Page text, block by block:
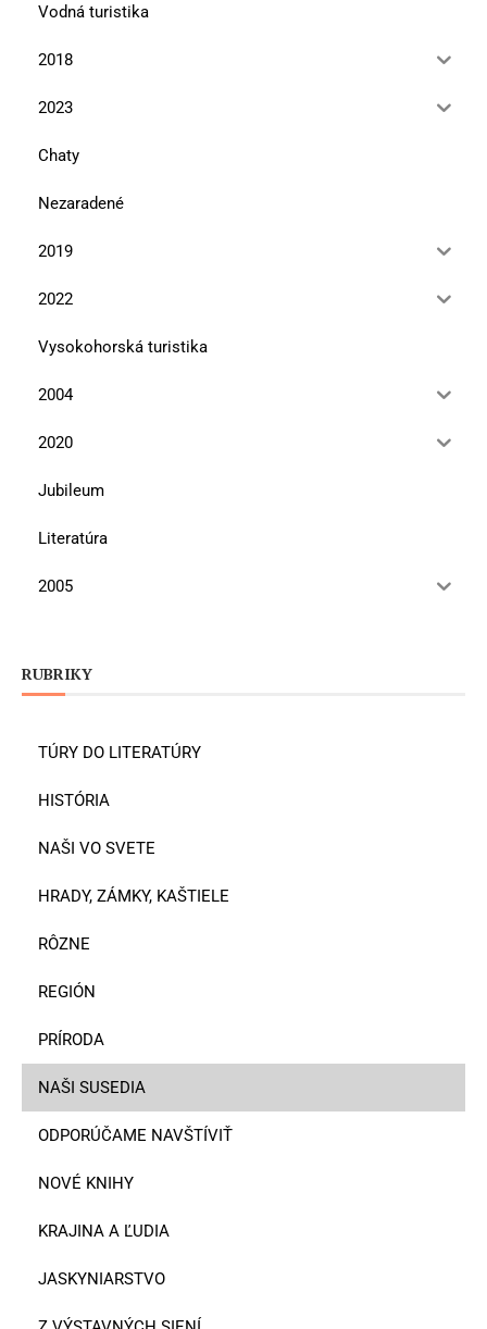
Vodná turistika
2018
2023
Chaty
Nezaradené
2019
2022
Vysokohorská turistika
2004
2020
Jubileum
Literatúra
2005
RUBRIKY
TÚRY DO LITERATÚRY
HISTÓRIA
NAŠI VO SVETE
HRADY, ZÁMKY, KAŠTIELE
RÔZNE
REGIÓN
PRÍRODA
NAŠI SUSEDIA
ODPORÚČAME NAVŠTÍVIŤ
NOVÉ KNIHY
KRAJINA A ĽUDIA
JASKYNIARSTVO